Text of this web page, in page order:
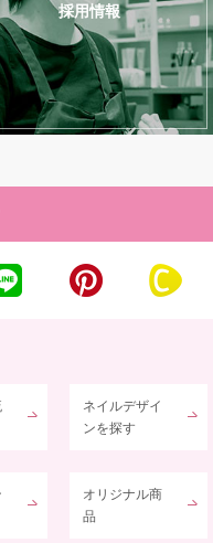
採用情報
ネイルデザイ
ンを探す
オリジナル商
品